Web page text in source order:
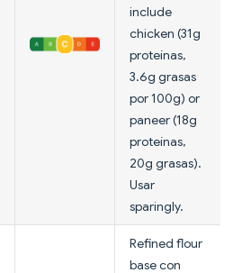
include
chicken (31g
proteínas,
3.6g grasas
por 100g) or
paneer (18g
proteínas,
20g grasas).
Usar
sparingly.
Refined flour
base con